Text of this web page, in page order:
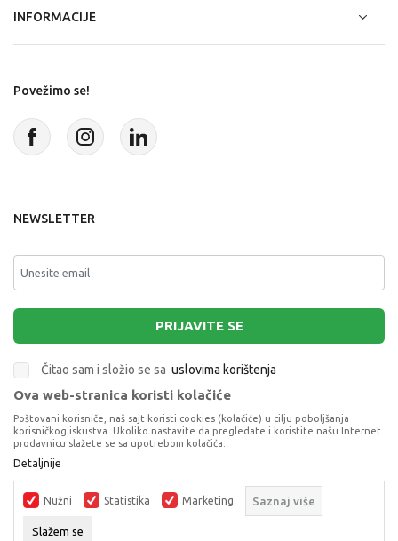
INFORMACIJE
Povežimo se!
NEWSLETTER
PRIJAVITE SE
Čitao sam i složio se sa uslovima korištenja
Terms of Serviceapply.
Ova web-stranica koristi kolačiće
Poštovani korisniče, naš sajt koristi cookies (kolačiće) u cilju poboljšanja
korisničkog iskustva. Ukoliko nastavite da pregledate i koristite našu Internet
prodavnicu slažete se sa upotrebom kolačića.
Detaljnije
Nužni Statistika Marketing Saznaj više
Slažem se